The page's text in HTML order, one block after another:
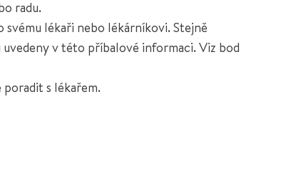
radu.
lékaři nebo lékárníkovi. Stejně
v této příbalové informaci. Viz bod
s lékařem.